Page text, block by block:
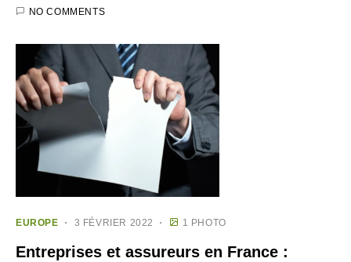
NO COMMENTS
EUROPE 3 FÉVRIER 2022 1 PHOTO
Entreprises et assureurs en France :